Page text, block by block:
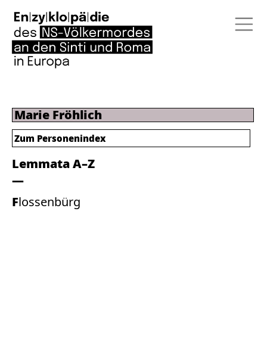
Marie Fröhlich
Lemmata A–Z
Flossenbürg
Zum Personenindex